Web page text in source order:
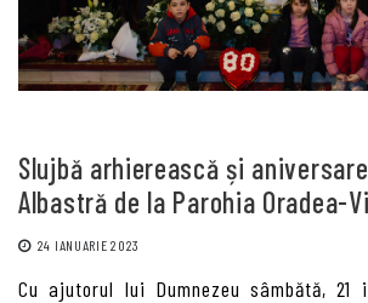
Slujbă arhierească și
Albastră de la Parohia Oradea-
24 IANUARIE 2023
Cu ajutorul lui Dumnezeu sâmbătă, 21